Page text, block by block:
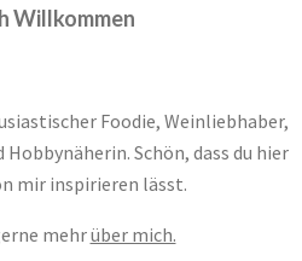
Willkommen
Foodie, Weinliebhaber,
Schön, dass du hier
mir inspirieren lässt.
mehrüber mich.